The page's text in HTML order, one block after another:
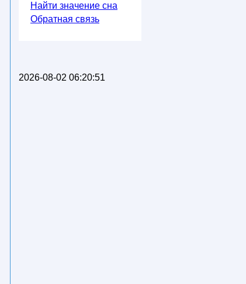
Найти значение сна
Обратная связь
2026-08-02 06:20:51